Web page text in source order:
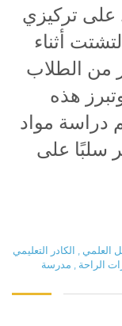
أحافظ على تركيزي
أثناء
من الطلاب
هذه
دراسة مواد
سلبًا على
العلمي
الكادر التعليمي
الراحة مدرسة